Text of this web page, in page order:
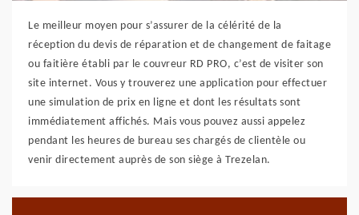
Le meilleur moyen pour s’assurer de la célérité de la
réception du devis de réparation et de changement de faitage
ou faitière établi par le couvreur RD PRO, c’est de visiter son
site internet. Vous y trouverez une application pour effectuer
une simulation de prix en ligne et dont les résultats sont
immédiatement affichés. Mais vous pouvez aussi appelez
pendant les heures de bureau ses chargés de clientèle ou
venir directement auprès de son siège à Trezelan.